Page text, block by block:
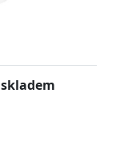
skladem